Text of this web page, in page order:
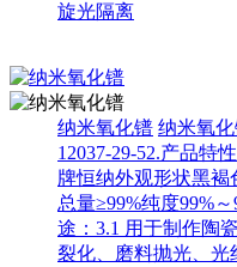
旋光隔离
纳米氧化镨 纳米氧化
12037-29-52.产品特
牌恒纳外观形状黑褐
总量≥99%纯度99%
途：3.1 用于制作陶
裂化、磨料抛光、光